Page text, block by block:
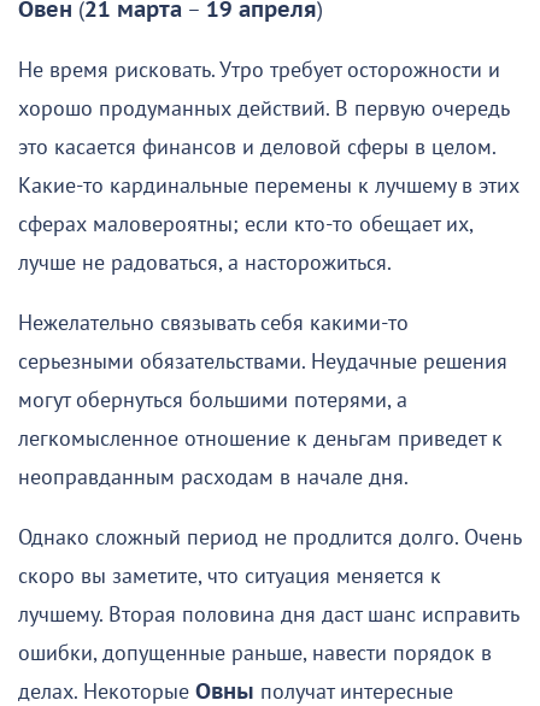
Овен (21 марта – 19 апреля)
Не время рисковать. Утро требует осторожности и
хорошо продуманных действий. В первую очередь
это касается финансов и деловой сферы в целом.
Какие-то кардинальные перемены к лучшему в этих
сферах маловероятны; если кто-то обещает их,
лучше не радоваться, а насторожиться.
Нежелательно связывать себя какими-то
серьезными обязательствами. Неудачные решения
могут обернуться большими потерями, а
легкомысленное отношение к деньгам приведет к
неоправданным расходам в начале дня.
Однако сложный период не продлится долго. Очень
скоро вы заметите, что ситуация меняется к
лучшему. Вторая половина дня даст шанс исправить
ошибки, допущенные раньше, навести порядок в
делах. Некоторые Овны получат интересные